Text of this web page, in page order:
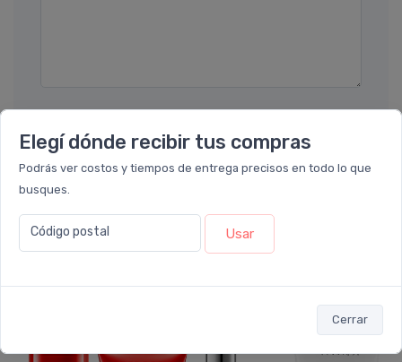
Elegí dónde recibir tus compras
Podrás ver costos y tiempos de entrega precisos en todo lo que
busques.
Código postal Usar
Cerrar